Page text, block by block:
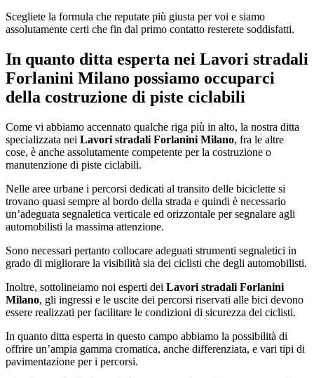
Scegliete la formula che reputate più giusta per voi e siamo
assolutamente certi che fin dal primo contatto resterete soddisfatti.
In quanto ditta esperta nei Lavori stradali
Forlanini Milano possiamo occuparci
della costruzione di piste ciclabili
Come vi abbiamo accennato qualche riga più in alto, la nostra ditta
specializzata nei Lavori stradali Forlanini Milano, fra le altre
cose, è anche assolutamente competente per la costruzione o
manutenzione di piste ciclabili.
Nelle aree urbane i percorsi dedicati al transito delle biciclette si
trovano quasi sempre al bordo della strada e quindi è necessario
un’adeguata segnaletica verticale ed orizzontale per segnalare agli
automobilisti la massima attenzione.
Sono necessari pertanto collocare adeguati strumenti segnaletici in
grado di migliorare la visibilità sia dei ciclisti che degli automobilisti.
Inoltre, sottolineiamo noi esperti dei Lavori stradali Forlanini
Milano, gli ingressi e le uscite dei percorsi riservati alle bici devono
essere realizzati per facilitare le condizioni di sicurezza dei ciclisti.
In quanto ditta esperta in questo campo abbiamo la possibilità di
offrire un’ampia gamma cromatica, anche differenziata, e vari tipi di
pavimentazione per i percorsi.